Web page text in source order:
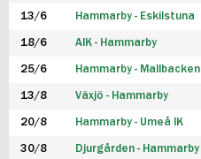
13/6 Hammarby - Eskilstuna
18/6 AIK - Hammarby
25/6 Hammarby - Mallbacken
13/8 Växjö - Hammarby
20/8 Hammarby - Umeå IK
30/8 Djurgården - Hammarby